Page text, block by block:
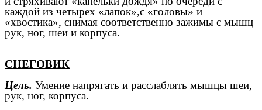
каждой из четырех «лапок»,с «головы» и
«хвостика», снимая соответственно зажимы с мышц
рук, ног, шеи и корпуса.
СНЕГОВИК
Цель. Умение напрягать и расслаблять мышцы шеи,
рук, ног, корпуса.